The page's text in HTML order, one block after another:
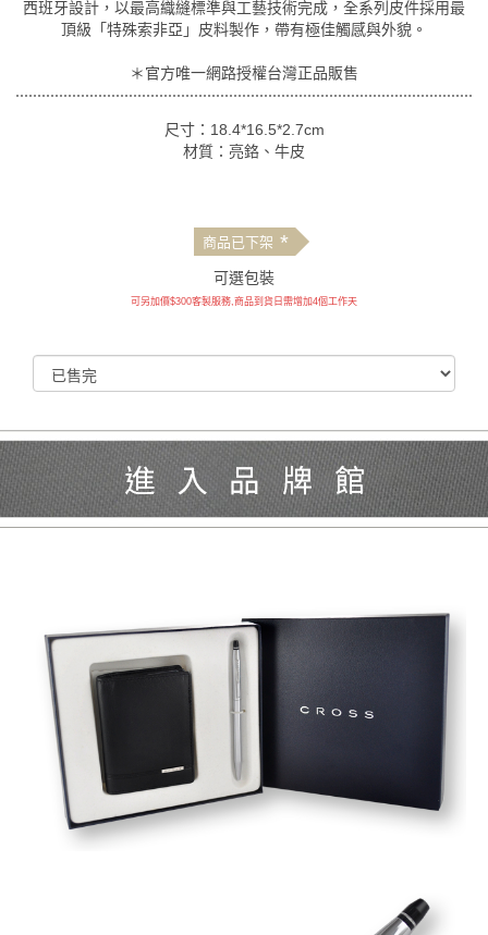
西班牙設計，以最高織縫標準與工藝技術完成，全系列皮件採用最
頂級「特殊索非亞」皮料製作，帶有極佳觸感與外貌。
＊官方唯一網路授權台灣正品販售
尺寸：18.4*16.5*2.7cm
材質：亮鉻、牛皮
商品已下架 *
可選包裝
可另加價$300客製服務,商品到貨日需增加4個工作天